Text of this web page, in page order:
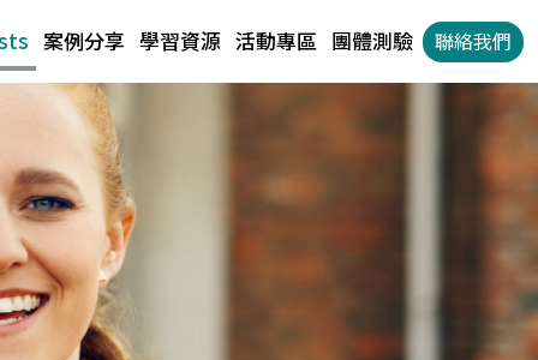
案例分享 學習資源 活動專區 團體測驗 聯絡我們